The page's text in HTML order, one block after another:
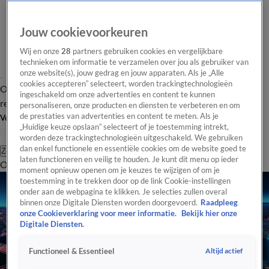
Overzicht Laatste nieuws Regionieuws Het beste van Hart
Tip de
redactie
Volg Hart van Nederland
Zoeken
OverzichtRegioUitzendingenWeerTip de redactiePanelVideo's
Jouw cookievoorkeuren
Wij en onze28 partners gebruiken cookies en vergelijkbare
technieken om informatie te verzamelen over jou als gebruiker van
onze website(s), jouw gedrag en jouw apparaten. Als je „Alle
cookies accepteren” selecteert, worden trackingtechnologieën
ingeschakeld om onze advertenties en content te kunnen
personaliseren, onze producten en diensten te verbeteren en om
de prestaties van advertenties en content te meten. Als je
„Huidige keuze opslaan” selecteert of je toestemming intrekt,
worden deze trackingtechnologieën uitgeschakeld. We gebruiken
dan enkel functionele en essentiële cookies om de website goed te
laten functioneren en veilig te houden. Je kunt dit menu op ieder
moment opnieuw openen om je keuzes te wijzigen of om je
toestemming in te trekken door op de link Cookie-instellingen
onder aan de webpagina te klikken. Je selecties zullen overal
binnen onze Digitale Diensten worden doorgevoerd. Raadpleeg
onze Cookieverklaring voor meer informatie.
Bekijk hier onze
Digitale Diensten.
Functioneel & Essentieel Altijd actief